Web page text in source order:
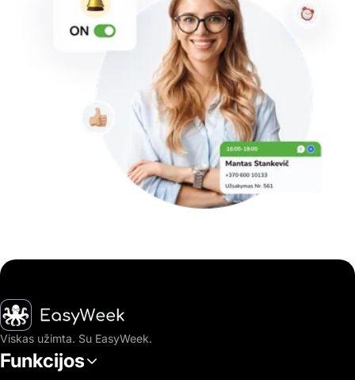
Pagrindinis puslapis
Viskas užimta. Su EasyWeek.
Funkcijos